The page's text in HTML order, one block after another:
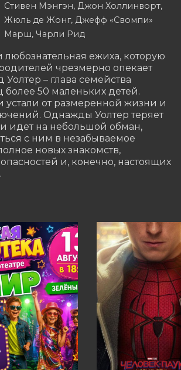
Стивен Мэнгэн, Джон Холлинворт,
Жюль де Жонг, Джефф «Свомпи»
Марш, Чарли Рид
любознательная ежиха, которую
чрезмерно опекает
Уолтер – глава семейства
более 50 маленьких детей.
устали от размеренной жизни и
Однажды Уолтер теряет
идет на небольшой обман,
с ним в незабываемое
новых знакомств,
и, конечно, настоящих